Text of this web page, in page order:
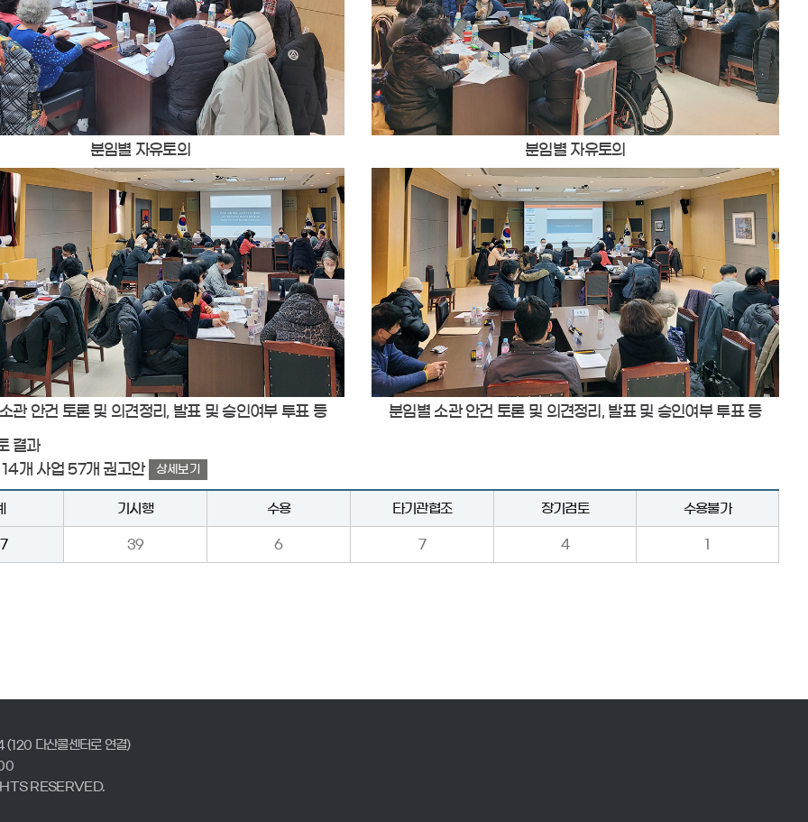
분임별 자유토의 분임별 자유토의
관 안건 토론 및 의견정리, 발표 및 승인여부 투표 등 분임별 소관 안건 토론 및 의견정리, 발표 및 승인여부 투표 등
결과
14개 사업 57개 권고안
상세보기
기시행 수용 타기관협조 장기검토 수용불가
39 6 7 4
다산콜센터로 연결)
RESERVED.